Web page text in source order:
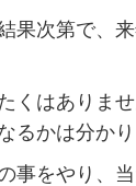
果次第で、
くはありま
るかは分かり
事をやり、